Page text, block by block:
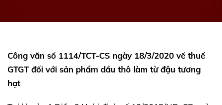
Công văn số 1114/TCT-CS ngày 18/3/2020 về thuế
GTGT đối với sản phẩm dầu thô làm từ đậu tương
hạt